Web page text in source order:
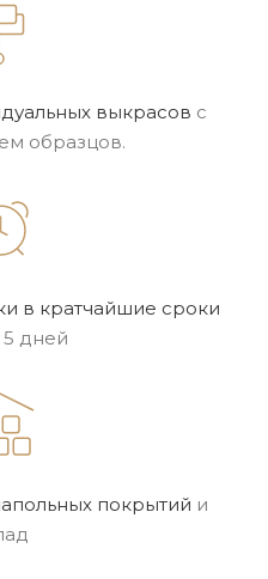
выкрасов с
образцов.
в кратчайшие сроки
5 дней
покрытий и